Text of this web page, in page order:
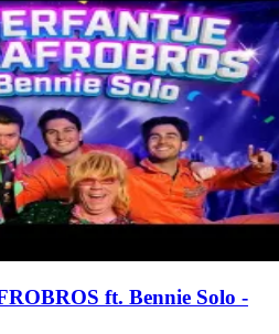
ft. Bennie Solo -